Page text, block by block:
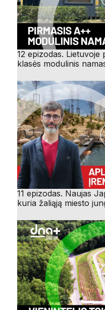
12 epizodas. Lietuvoje
klasės modulinis
11 epizodas. Naujas
kuria žaliąją miesto